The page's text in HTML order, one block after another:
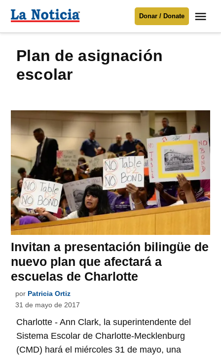
Para mantenerte informado necesitamos
contenido
Noticia
Donar / Donate
plan de asignación
escolar
Invitan a presentación bilingüe de
nuevo plan que afectará a
escuelas de Charlotte
por Patricia Ortiz
31 de mayo de 2017
Charlotte - Ann Clark, la superintendente del
Sistema Escolar de Charlotte-Mecklenburg
(CMD) hará el miércoles 31 de mayo, una